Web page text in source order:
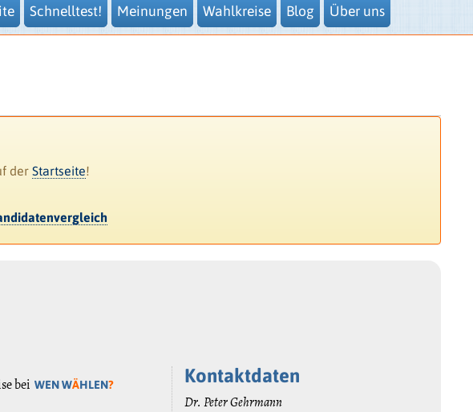
Schnelltest! Meinungen Wahlkreise Blog Über uns
derStartseite!
bei WEN WÄHLEN? Kontaktdaten
Dr. Peter Gehrmann